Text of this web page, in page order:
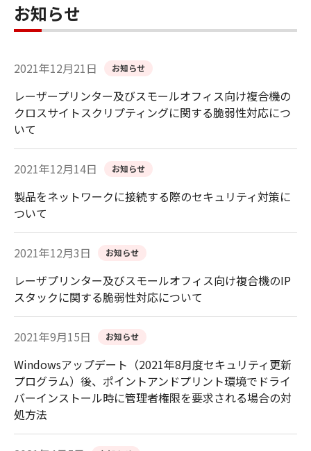
お知らせ
2021年12月21日 お知らせ
レーザープリンター及びスモールオフィス向け複合機の
クロスサイトスクリプティングに関する脆弱性対応につ
いて
2021年12月14日 お知らせ
製品をネットワークに接続する際のセキュリティ対策に
ついて
2021年12月3日 お知らせ
レーザプリンター及びスモールオフィス向け複合機のIP
スタックに関する脆弱性対応について
2021年9月15日 お知らせ
Windowsアップデート（2021年8月度セキュリティ更新
プログラム）後、ポイントアンドプリント環境でドライ
バーインストール時に管理者権限を要求される場合の対
処方法